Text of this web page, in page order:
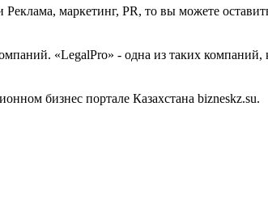
маркетинг, PR, то вы можете
«LegalPro» - одна из таких компаний,
бизнес портале Казахстана bizneskz.su.